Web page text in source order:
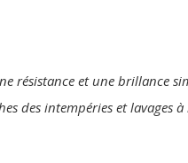
résistance et une brillance
des intempéries et lavages